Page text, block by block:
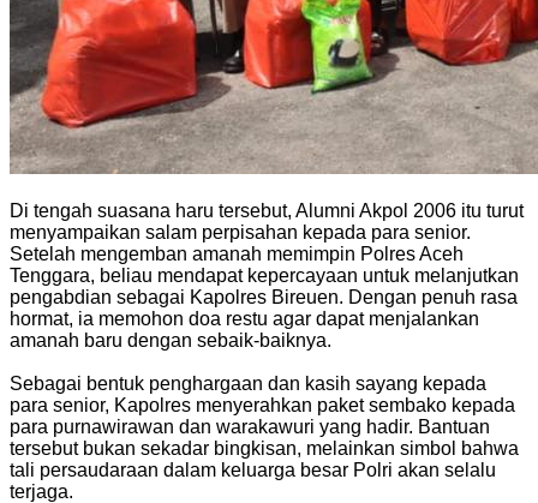
‎Di tengah suasana haru tersebut, Alumni Akpol 2006 itu turut
menyampaikan salam perpisahan kepada para senior.
Setelah mengemban amanah memimpin Polres Aceh
Tenggara, beliau mendapat kepercayaan untuk melanjutkan
pengabdian sebagai Kapolres Bireuen. Dengan penuh rasa
hormat, ia memohon doa restu agar dapat menjalankan
amanah baru dengan sebaik-baiknya.
‎Sebagai bentuk penghargaan dan kasih sayang kepada
para senior, Kapolres menyerahkan paket sembako kepada
para purnawirawan dan warakawuri yang hadir. Bantuan
tersebut bukan sekadar bingkisan, melainkan simbol bahwa
tali persaudaraan dalam keluarga besar Polri akan selalu
terjaga.